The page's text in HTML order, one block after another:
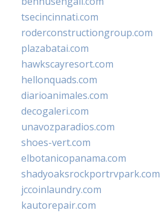
tsecincinnati.com
roderconstructiongroup.com
plazabatai.com
hawkscayresort.com
hellonquads.com
diarioanimales.com
decogaleri.com
unavozparadios.com
shoes-vert.com
elbotanicopanama.com
shadyoaksrockportrvpark.com
jccoinlaundry.com
kautorepair.com